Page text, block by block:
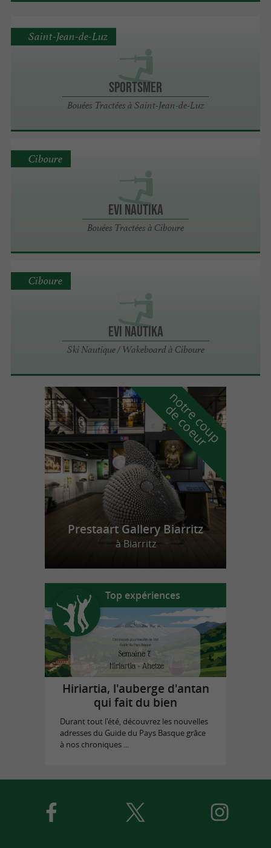
Sportsmer
Bouées Tractées à Saint-Jean-de-Luz
Saint-Jean-de-Luz
Evi Nautika
Bouées Tractées à Ciboure
Ciboure
Evi Nautika
Ski Nautique / Wakeboard à Ciboure
Ciboure
n
o
t
r
e
c
o
u
p
d
e
c
o
e
u
r
Prestaart Gallery Biarritz
à Biarritz
Top expériences
Hiriartia, l'auberge d'antan
qui fait du bien
Durant tout l'été, découvrez les nouvelles
adresses du Guide du Pays Basque grâce
à nos chroniques ...